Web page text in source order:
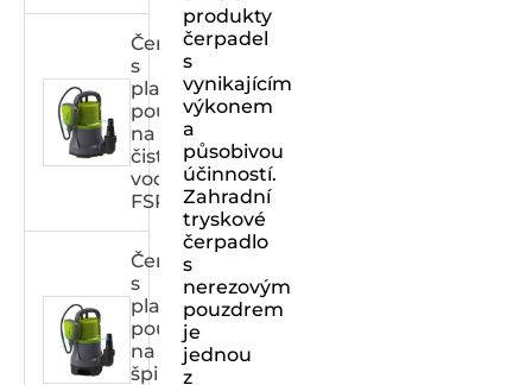
Čerpadlo
s
plastovým
pouzdrem
na
čistou
vodu
FSPXXX31C
Čerpadlo
s
plastovým
pouzdrem
na
špinavou
produkty
čerpadel
s
vynikajícím
výkonem
a
působivou
účinností.
Zahradní
tryskové
čerpadlo
s
nerezovým
pouzdrem
je
jednou
z